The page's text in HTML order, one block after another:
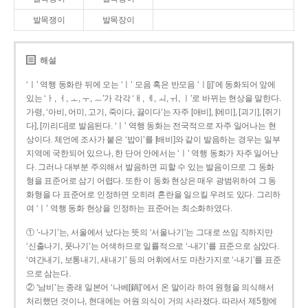
발목쟁이 발목장이
해설
‘ㅣ’ 역행 동화란 뒤에 오는 ‘ㅣ’ 모음 혹은 반모음 ‘ㅣ[j]’에 동화되어 앞에
있는 ‘ㅏ, ㅓ, ㅗ, ㅜ, ㅡ’가 각각 ‘ㅐ, ㅔ, ㅚ, ㅟ, ㅣ’로 바뀌는 현상을 말한다.
가령, ‘아비, 어미, 고기, 죽이다, 끓이다’는 자주 [애비], [에미], [괴기], [쥐기
다], [끼리다]로 발음된다. ‘ㅣ’ 역행 동화는 전국적으로 자주 일어나는 현
상이다. 체언에 조사가 붙은 ‘밥이’를 [배비]와 같이 발음하는 경우는 일부
지역에 국한되어 있으나, 한 단어 안에서는 ‘ㅣ’ 역행 동화가 자주 일어난
다. 그러나 대부분 주의해서 발음하면 피할 수 있는 발음이므로 그 동화
형을 표준어로 삼기 어렵다. 또한 이 동화 현상은 매우 광범위하여 그 동
화형을 다 표준어로 인정하면 오히려 혼란을 일으킬 우려도 있다. 그리하
여 ‘ㅣ’ 역행 동화 현상을 인정하는 표준어는 최소화하였다.
① ‘-나기’는, 서울에서 났다는 뜻의 ‘서울나기’는 그대로 쓰임 직하지만
‘신출나기, 풋나기’는 어색하므로 일률적으로 ‘-내기’를 표준으로 삼았다.
‘여간내기, 보통내기, 새내기’ 등의 어휘에서도 마찬가지로 ‘-내기’를 표준
으로 삼는다.
② ‘남비’는 종래 일본어 ‘나베[鍋]’에서 온 말이라 하여 원형을 의식해서
처리했던 것이나, 현대에는 어원 의식이 거의 사라졌다. 따라서 제5항에